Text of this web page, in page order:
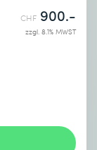
CHF 900.-
zzgl. 8.1% MWST